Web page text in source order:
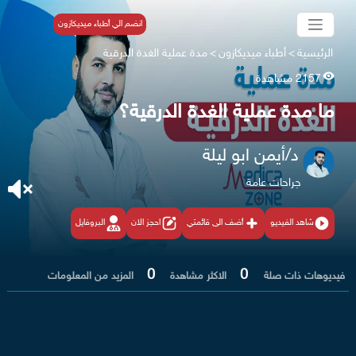
انضم الي أطباء ميديكازون
الرئيسية>أطباء ميديكازون>مدة عملية الغدة الدرقية
2157 مشاهدة
ما مدة عملية الغدة الدرقية؟
د/أيمن ابو ليلة
جراحات عامة
شاهد الفيديو أضف الى قائمتي احجز الان البروفايل
فيديوهات ذات صلة 0 الاكثر مشاهدة 0 المزيد من المعلومات